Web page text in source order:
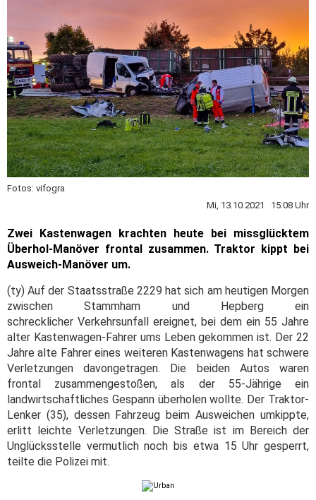
Fotos: vifogra
Mi, 13.10.2021 15:08 Uhr
Zwei Kastenwagen krachten heute bei missglücktem
Überhol-Manöver frontal zusammen. Traktor kippt bei
Ausweich-Manöver um.
(ty) Auf der Staatsstraße 2229 hat sich am heutigen Morgen
zwischen Stammham und Hepberg ein
schrecklicher Verkehrsunfall ereignet, bei dem ein 55 Jahre
alter Kastenwagen-Fahrer ums Leben gekommen ist. Der 22
Jahre alte Fahrer eines weiteren Kastenwagens hat schwere
Verletzungen davongetragen. Die beiden Autos waren
frontal zusammengestoßen, als der 55-Jährige ein
landwirtschaftliches Gespann überholen wollte. Der Traktor-
Lenker (35), dessen Fahrzeug beim Ausweichen umkippte,
erlitt leichte Verletzungen. Die Straße ist im Bereich der
Unglücksstelle vermutlich noch bis etwa 15 Uhr gesperrt,
teilte die Polizei mit.